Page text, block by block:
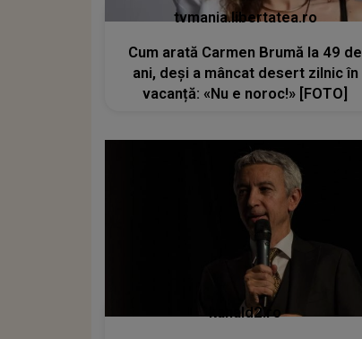
tvmania.libertatea.ro
Cum arată Carmen Brumă la 49 de
ani, deși a mâncat desert zilnic în
vacanță: «Nu e noroc!» [FOTO]
kanald2.ro